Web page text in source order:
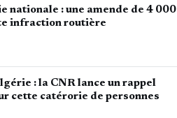
nationale : une amende de 4 000
infraction routière
: la CNR lance un rappel
cette catérorie de personnes